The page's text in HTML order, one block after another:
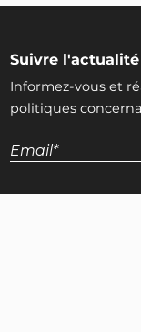
Suivre
Informez-vous et
politiques